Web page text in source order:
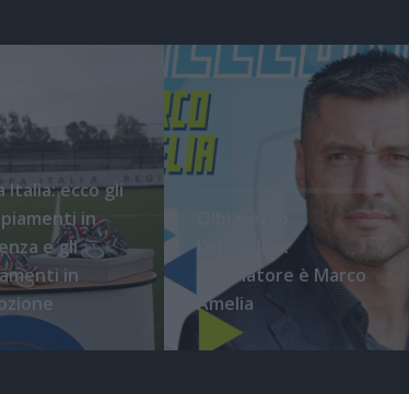
Italia: ecco gli
in
e gli
in
l'ufficialità:
l'allenatore è Marco
Amelia